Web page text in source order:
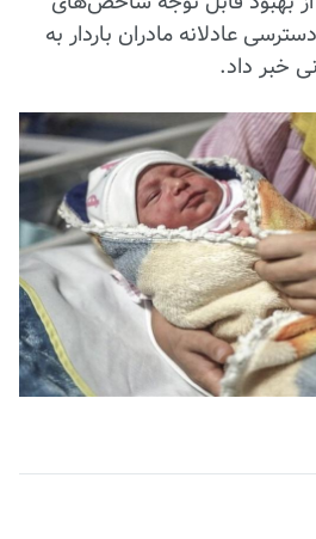
عادلانه مادران باردار به
خبر داد.